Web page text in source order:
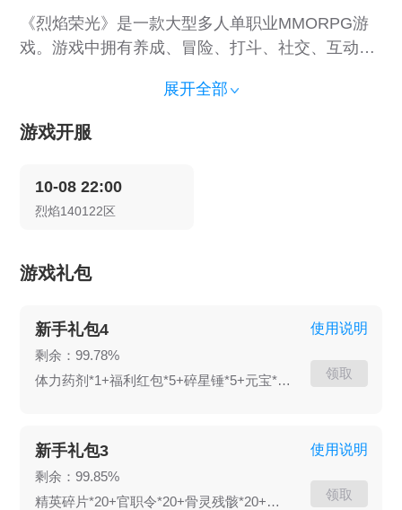
《烈焰荣光》是一款大型多人单职业MMORPG游
戏。游戏中拥有养成、冒险、打斗、社交、互动等
验到兄弟同心，决战皇城，成就霸业的激情与热
血！
展开全部
游戏开服
10-08 22:00
烈焰140122区
游戏礼包
新手礼包4
剩余：99.78%
体力药剂*1+福利红包*5+碎星锤*5+元宝*50w
使用说明
领取
新手礼包3
剩余：99.85%
精英碎片*20+官职令*20+骨灵残骸*20+骨王残骸*10
使用说明
领取